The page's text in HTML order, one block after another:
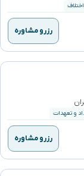
رزرو مشاوره
و تعهدات
رزرو مشاوره